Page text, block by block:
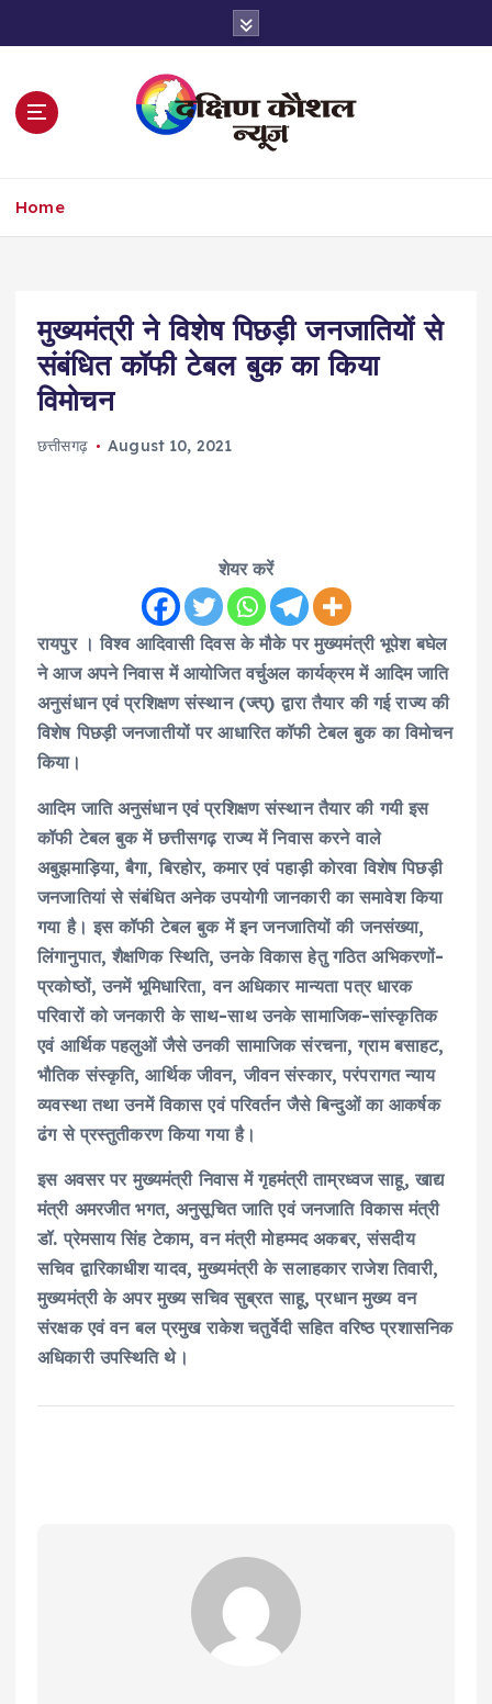
t
Home
मुख्यमंत्री ने विशेष पिछड़ी जनजातियों से
संबंधित कॉफी टेबल बुक का किया
विमोचन
छत्तीसगढ़ August 10, 2021
शेयर करें
रायपुर । विश्व आदिवासी दिवस के मौके पर मुख्यमंत्री भूपेश बघेल
ने आज अपने निवास में आयोजित वर्चुअल कार्यक्रम में आदिम जाति
अनुसंधान एवं प्रशिक्षण संस्थान (ज्त्प्) द्वारा तैयार की गई राज्य की
विशेष पिछड़ी जनजातीयों पर आधारित कॉफी टेबल बुक का विमोचन
किया।
आदिम जाति अनुसंधान एवं प्रशिक्षण संस्थान तैयार की गयी इस
कॉफी टेबल बुक में छत्तीसगढ़ राज्य में निवास करने वाले
अबुझमाड़िया, बैगा, बिरहोर, कमार एवं पहाड़ी कोरवा विशेष पिछड़ी
जनजातियां से संबंधित अनेक उपयोगी जानकारी का समावेश किया
गया है। इस कॉफी टेबल बुक में इन जनजातियों की जनसंख्या,
लिंगानुपात, शैक्षणिक स्थिति, उनके विकास हेतु गठित अभिकरणों-
प्रकोष्ठों, उनमें भूमिधारिता, वन अधिकार मान्यता पत्र धारक
परिवारों को जनकारी के साथ-साथ उनके सामाजिक-सांस्कृतिक
एवं आर्थिक पहलुओं जैसे उनकी सामाजिक संरचना, ग्राम बसाहट,
भौतिक संस्कृति, आर्थिक जीवन, जीवन संस्कार, परंपरागत न्याय
व्यवस्था तथा उनमें विकास एवं परिवर्तन जैसे बिन्दुओं का आकर्षक
ढंग से प्रस्तुतीकरण किया गया है।
इस अवसर पर मुख्यमंत्री निवास में गृहमंत्री ताम्रध्वज साहू, खाद्य
मंत्री अमरजीत भगत, अनुसूचित जाति एवं जनजाति विकास मंत्री
डॉ. प्रेमसाय सिंह टेकाम, वन मंत्री मोहम्मद अकबर, संसदीय
सचिव द्वारिकाधीश यादव, मुख्यमंत्री के सलाहकार राजेश तिवारी,
मुख्यमंत्री के अपर मुख्य सचिव सुब्रत साहू, प्रधान मुख्य वन
संरक्षक एवं वन बल प्रमुख राकेश चतुर्वेदी सहित वरिष्ठ प्रशासनिक
अधिकारी उपस्थिति थे।